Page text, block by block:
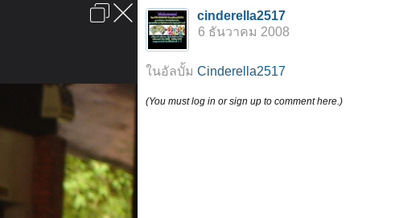
เข้าสู่ระบบหรือลงทะเบียน
ลงโฆษณา ติดต่อเรา ช่วยเหลือ หน้าหลัก
cinderella2517
6 ธันวาคม 2008
ในอัลบั้ม Cinderella2517
(You must log in or sign up to comment here.)